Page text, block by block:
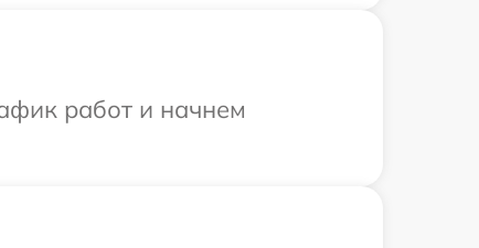
работ и начнем